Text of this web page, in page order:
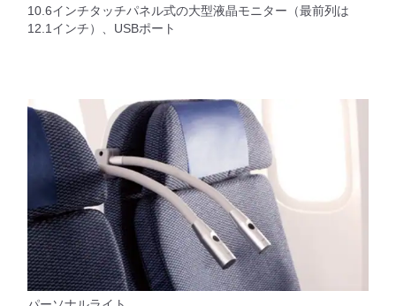
10.6インチタッチパネル式の大型液晶モニター（最前列は
12.1インチ）、USBポート